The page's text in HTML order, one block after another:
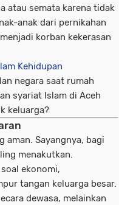
atau semata karena tidak
anak dari pernikahan
korban kekerasan
Kehidupan
negara saat rumah
syariat Islam di Aceh
keluarga?
aman. Sayangnya, bagi
menakutkan.
ekonomi,
tangan keluarga besar.
dewasa, melainkan